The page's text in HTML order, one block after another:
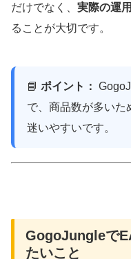
だけでなく、 実際の運
ることが大切です。
📘 ポイント：
で、商品数が多いた
迷いやすいです。
GogoJungleで
たいこと